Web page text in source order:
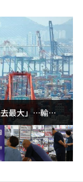
最大」…輸出